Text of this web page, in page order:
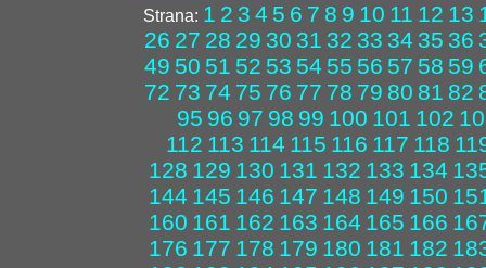
Strana: 1 2 3 4 5 6 7 8 9 10 11 12 13
26 27 28 29 30 31 32 33 34 35 36
49 50 51 52 53 54 55 56 57 58 59
72 73 74 75 76 77 78 79 80 81 82
95 96 97 98 99 100 101 102
112 113 114 115 116 117 118
128 129 130 131 132 133 134
144 145 146 147 148 149 150
160 161 162 163 164 165 166
176 177 178 179 180 181 182